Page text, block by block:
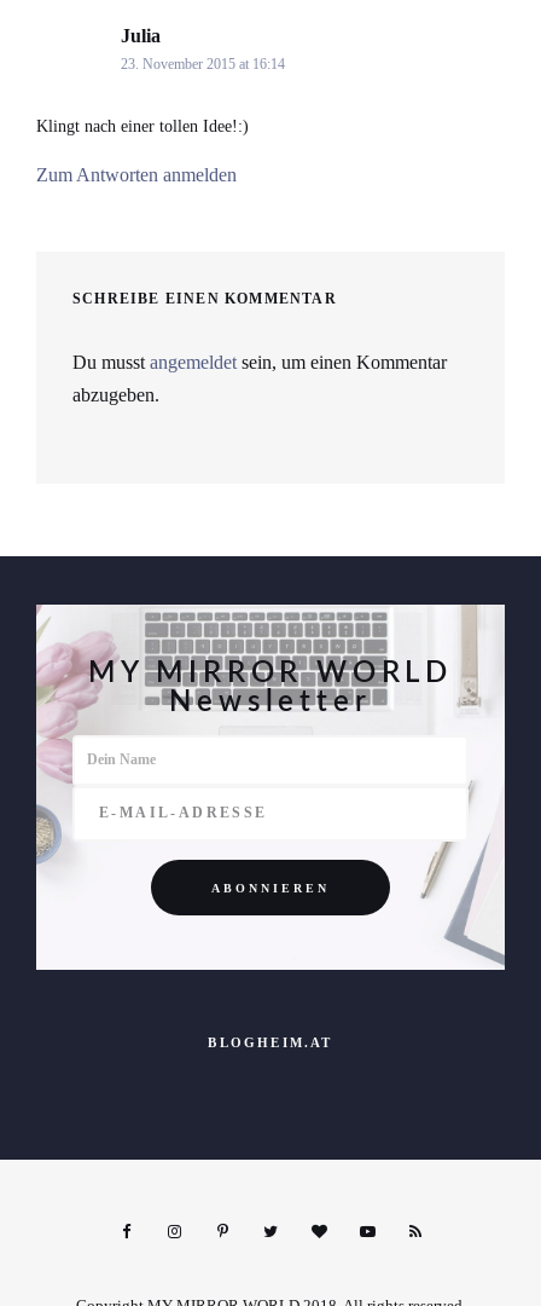
Julia
23. November 2015 at 16:14
Klingt nach einer tollen Idee!:)
Zum Antworten anmelden
SCHREIBE EINEN KOMMENTAR
Du musst angemeldet sein, um einen Kommentar
abzugeben.
MY MIRROR WORLD
Newsletter
BLOGHEIM.AT